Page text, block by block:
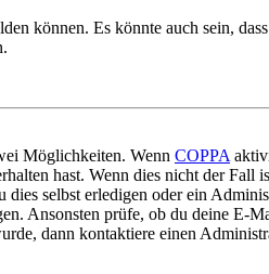
können. Es könnte auch sein,
Möglichkeiten. Wenn COPPA
hast. Wenn dies nicht der Fall
selbst erledigen oder ein
Ansonsten prüfe, ob du deine E-
dann kontaktiere einen